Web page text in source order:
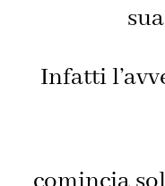
Infatti